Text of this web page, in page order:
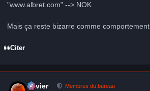
"www.albret.com" --> NOK
Mais ça reste bizarre comme comportement.
Citer
Xavier Membres du bureau